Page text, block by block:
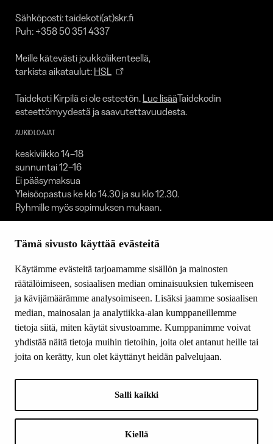
Tämä sivusto käyttää evästeitä
Käytämme evästeitä tarjoamamme sisällön ja mainosten
räätälöimiseen, sosiaalisen median ominaisuuksien tukemiseen
ja kävijämäärämme analysoimiseen. Lisäksi jaamme sosiaalisen
median, mainosalan ja analytiikka-alan kumppaneillemme
tietoja siitä, miten käytät sivustoamme. Kumppanimme voivat
yhdistää näitä tietoja muihin tietoihin, joita olet antanut heille tai
joita on kerätty, kun olet käyttänyt heidän palvelujaan.
Salli kaikki
Kiellä
Sähköposti: taidekoti(at)skr.fi
Puh: +358 50 351 4337
Meille kätevästi joukkoliikenteellä,
tarkista aikataulut: HSL
Taidekoti Kirpilä ei ole esteetön. Lue lisääTaidekodin
esteettömyydestä ja saavutettavuudesta.
AUKIOLOAJAT
keskiviikko 14–18
sunnuntai 12–16
Ei pääsymaksua
Yleisöopastus ke klo 14.30 ja su klo 12.30.
Ryhmille myös sopimuksen mukaan.
1.1. / 30.4.–1.5. / 23.–25.12. / 31.12.
SEURAA MEITÄ
Facebook
Youtube
Instagram
A proud member of: